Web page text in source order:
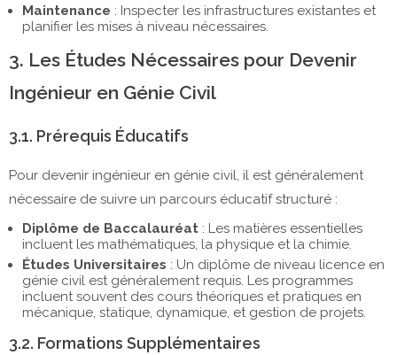
Maintenance : Inspecter les infrastructures existantes et
planifier les mises à niveau nécessaires.
3. Les Études Nécessaires pour Devenir
Ingénieur en Génie Civil
3.1. Prérequis Éducatifs
Pour devenir ingénieur en génie civil, il est généralement
nécessaire de suivre un parcours éducatif structuré :
Diplôme de Baccalauréat : Les matières essentielles
incluent les mathématiques, la physique et la chimie.
Études Universitaires : Un diplôme de niveau licence en
génie civil est généralement requis. Les programmes
incluent souvent des cours théoriques et pratiques en
mécanique, statique, dynamique, et gestion de projets.
3.2. Formations Supplémentaires